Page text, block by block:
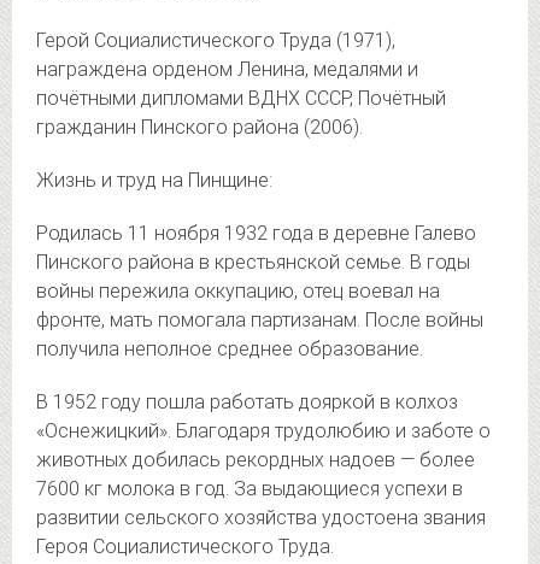
Герой Социалистического Труда (1971),
награждена орденом Ленина, медалями и
почётными дипломами ВДНХ СССР, Почётный
гражданин Пинского района (2006).
Жизнь и труд на Пинщине:
Родилась 11 ноября 1932 года в деревне Галево
Пинского района в крестьянской семье. В годы
войны пережила оккупацию, отец воевал на
фронте, мать помогала партизанам. После войны
получила неполное среднее образование.
В 1952 году пошла работать дояркой в колхоз
«Оснежицкий». Благодаря трудолюбию и заботе о
животных добилась рекордных надоев — более
7600 кг молока в год. За выдающиеся успехи в
развитии сельского хозяйства удостоена звания
Героя Социалистического Труда.